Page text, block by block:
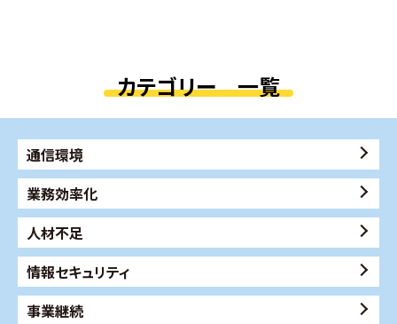
カテゴリー 一覧
通信環境
業務効率化
人材不足
情報セキュリティ
事業継続